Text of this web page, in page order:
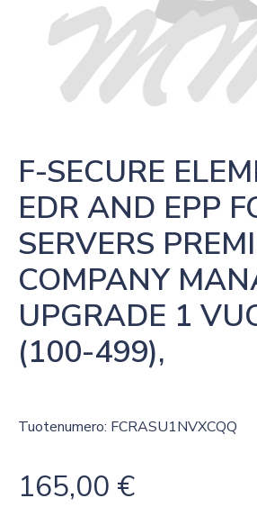
F-SECURE
EDR AND EPP
SERVERS
COMPANY
UPGRADE 1
(100-499),
Tuotenumero: FCRASU1NVXCQQ
165,00 €